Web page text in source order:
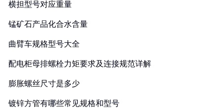
横担型号对应重量
锰矿石产品化合水含量
曲臂车规格型号大全
配电柜母排螺栓力矩要求及连接规范详解
膨胀螺丝尺寸是多少
镀锌方管有哪些常见规格和型号